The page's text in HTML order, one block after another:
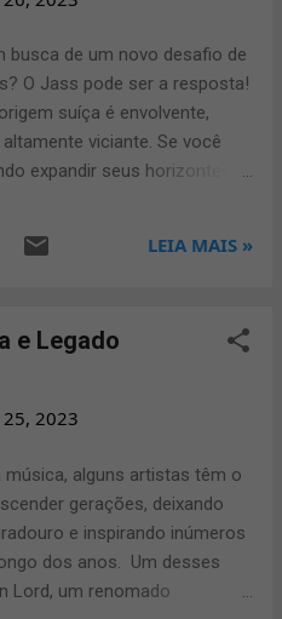
Louisiana e Missouri.
jazz e do swing.
do Boogie Woogie: O ritmo
é o elemento central que
outros estilos musicais.
Woogie apresenta um
busca de um novo desafio de
O Jass pode ser a resposta!
suíça é envolvente,
viciante. Se você
expandir seus horizontes
no universo do Jass e
estratégias e dicas úteis
suas habilidades nesse jogo
de origem suíça, que remonta
e pode ser disputado
de duas pessoas cada
jogadores individuais. O
é marcar pontos através de
em consideração os valores
LEIA MAIS »
e Legado
2023
música, alguns artistas têm o
gerações, deixando
e inspirando inúmeros
dos anos. Um desses
Lord, um renomado